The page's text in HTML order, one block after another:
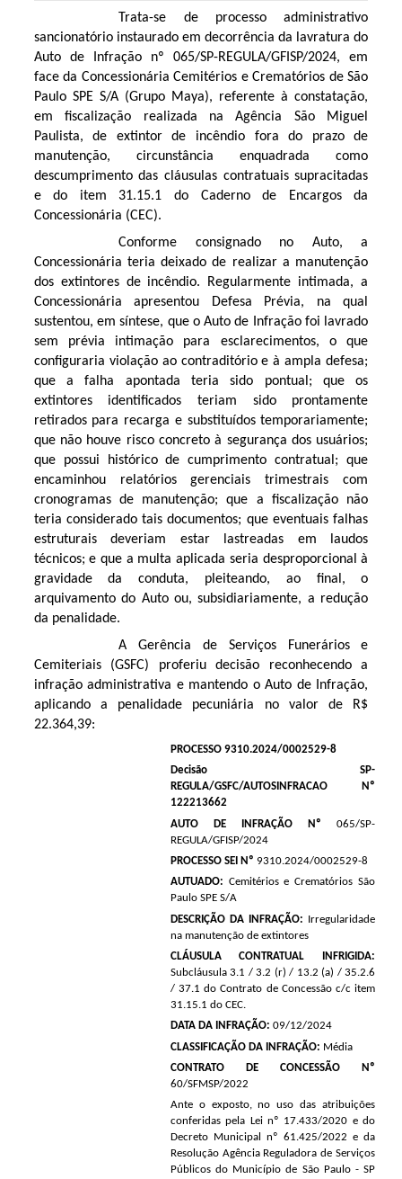
Trata-se de processo administrativo
sancionatório instaurado em decorrência da lavratura do
Auto de Infração nº 065/SP-REGULA/GFISP/2024, em
face da Concessionária Cemitérios e Crematórios de São
Paulo SPE S/A (Grupo Maya), referente à constatação,
em fiscalização realizada na Agência São Miguel
Paulista, de extintor de incêndio fora do prazo de
manutenção, circunstância enquadrada como
descumprimento das cláusulas contratuais supracitadas
e do item 31.15.1 do Caderno de Encargos da
Concessionária (CEC).
Conforme consignado no Auto, a
Concessionária teria deixado de realizar a manutenção
dos extintores de incêndio. Regularmente intimada, a
Concessionária apresentou Defesa Prévia, na qual
sustentou, em síntese, que o Auto de Infração foi lavrado
sem prévia intimação para esclarecimentos, o que
configuraria violação ao contraditório e à ampla defesa;
que a falha apontada teria sido pontual; que os
extintores identificados teriam sido prontamente
retirados para recarga e substituídos temporariamente;
que não houve risco concreto à segurança dos usuários;
que possui histórico de cumprimento contratual; que
encaminhou relatórios gerenciais trimestrais com
cronogramas de manutenção; que a fiscalização não
teria considerado tais documentos; que eventuais falhas
estruturais deveriam estar lastreadas em laudos
técnicos; e que a multa aplicada seria desproporcional à
gravidade da conduta, pleiteando, ao final, o
arquivamento do Auto ou, subsidiariamente, a redução
da penalidade.
A Gerência de Serviços Funerários e
Cemiteriais (GSFC) proferiu decisão reconhecendo a
infração administrativa e mantendo o Auto de Infração,
aplicando a penalidade pecuniária no valor de R$
22.364,39:
PROCESSO 9310.2024/0002529-8
Decisão SP-
REGULA/GSFC/AUTOSINFRACAO Nº
122213662
AUTO DE INFRAÇÃO Nº 065/SP-
REGULA/GFISP/2024
PROCESSO SEI Nº 9310.2024/0002529-8
AUTUADO: Cemitérios e Crematórios São
Paulo SPE S/A
DESCRIÇÃO DA INFRAÇÃO: Irregularidade
na manutenção de extintores
CLÁUSULA CONTRATUAL INFRIGIDA:
Subcláusula 3.1 / 3.2 (r) / 13.2 (a) / 35.2.6
/ 37.1 do Contrato de Concessão c/c item
31.15.1 do CEC.
DATA DA INFRAÇÃO: 09/12/2024
CLASSIFICAÇÃO DA INFRAÇÃO: Média
CONTRATO DE CONCESSÃO Nº
60/SFMSP/2022
Ante o exposto, no uso das atribuições
conferidas pela Lei nº 17.433/2020 e do
Decreto Municipal nº 61.425/2022 e da
Resolução Agência Reguladora de Serviços
Públicos do Município de São Paulo - SP